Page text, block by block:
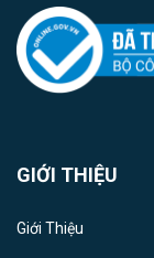
GIỚI THIỆU
Giới Thiệu